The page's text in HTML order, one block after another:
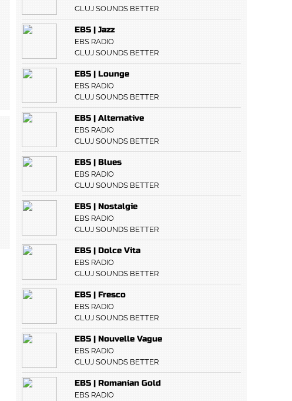
CLUJ SOUNDS BETTER
EBS | Jazz
EBS RADIO
CLUJ SOUNDS BETTER
EBS | Lounge
EBS RADIO
CLUJ SOUNDS BETTER
EBS | Alternative
EBS RADIO
CLUJ SOUNDS BETTER
EBS | Blues
EBS RADIO
CLUJ SOUNDS BETTER
EBS | Nostalgie
EBS RADIO
CLUJ SOUNDS BETTER
EBS | Dolce Vita
EBS RADIO
CLUJ SOUNDS BETTER
EBS | Fresco
EBS RADIO
CLUJ SOUNDS BETTER
EBS | Nouvelle Vague
EBS RADIO
CLUJ SOUNDS BETTER
EBS | Romanian Gold
EBS RADIO